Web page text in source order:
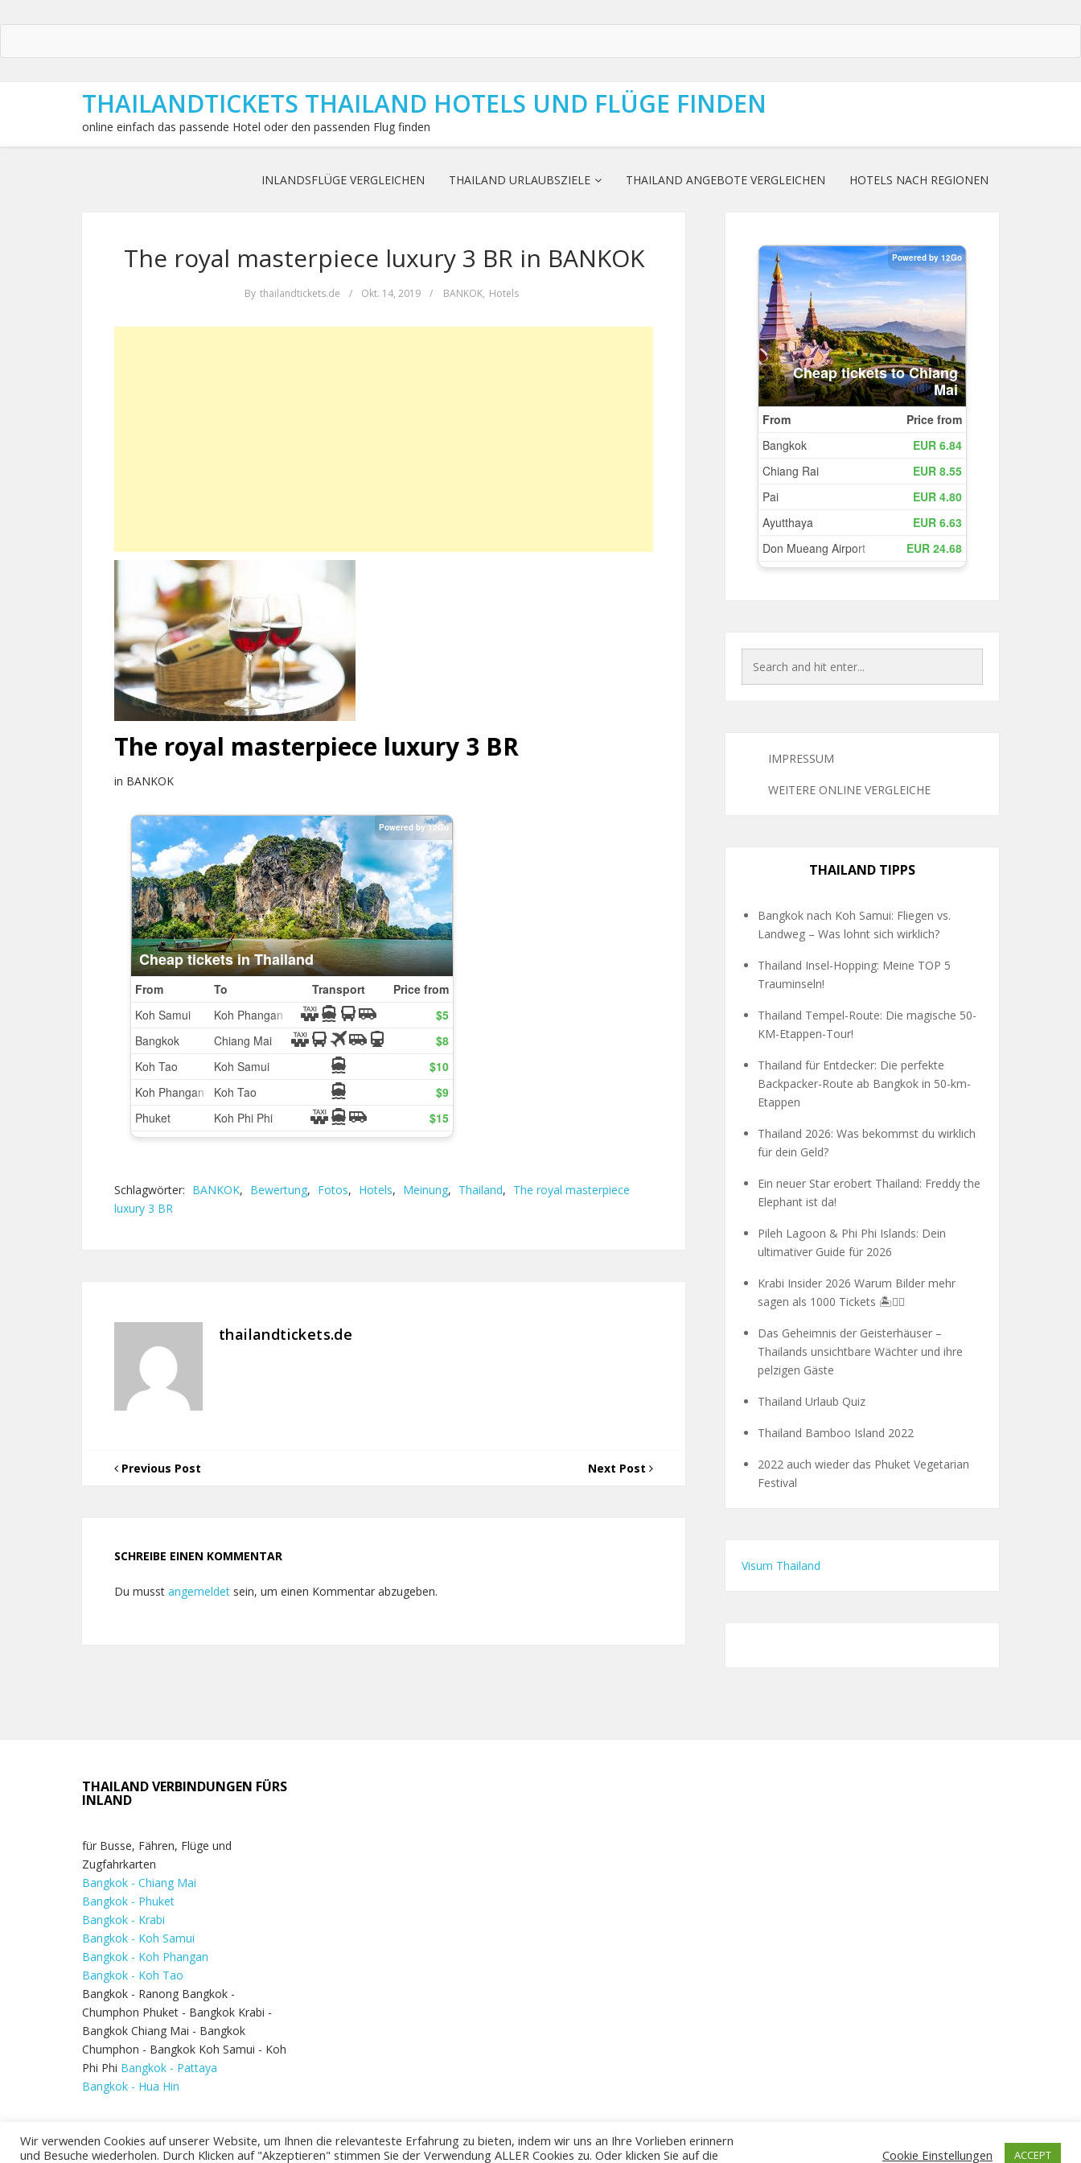
THAILANDTICKETS THAILAND HOTELS UND FLÜGE FINDEN
online einfach das passende Hotel oder den passenden Flug finden
INLANDSFLÜGE VERGLEICHEN THAILAND URLAUBSZIELE THAILAND ANGEBOTE VERGLEICHEN HOTELS NACH REGIONEN
The royal masterpiece luxury 3 BR in BANKOK
By thailandtickets.de / Okt. 14, 2019 / BANKOK, Hotels
The royal masterpiece luxury 3 BR
in BANKOK
Schlagwörter: BANKOK, Bewertung, Fotos, Hotels, Meinung, Thailand, The royal masterpiece
luxury 3 BR
thailandtickets.de
Previous Post Next Post
SCHREIBE EINEN KOMMENTAR
Du musst angemeldet sein, um einen Kommentar abzugeben.
IMPRESSUM
WEITERE ONLINE VERGLEICHE
THAILAND TIPPS
Bangkok nach Koh Samui: Fliegen vs.
Landweg – Was lohnt sich wirklich?
Thailand Insel-Hopping: Meine TOP 5
Trauminseln!
Thailand Tempel-Route: Die magische 50-
KM-Etappen-Tour!
Thailand für Entdecker: Die perfekte
Backpacker-Route ab Bangkok in 50-km-
Etappen
Thailand 2026: Was bekommst du wirklich
für dein Geld?
Ein neuer Star erobert Thailand: Freddy the
Elephant ist da!
Pileh Lagoon & Phi Phi Islands: Dein
ultimativer Guide für 2026
Krabi Insider 2026 Warum Bilder mehr
sagen als 1000 Tickets 🏝️🧗‍♂️
Das Geheimnis der Geisterhäuser –
Thailands unsichtbare Wächter und ihre
pelzigen Gäste
Thailand Urlaub Quiz
Thailand Bamboo Island 2022
2022 auch wieder das Phuket Vegetarian
Festival
Visum Thailand
THAILAND VERBINDUNGEN FÜRS
INLAND
für Busse, Fähren, Flüge und
Zugfahrkarten
Bangkok - Chiang Mai
Bangkok - Phuket
Bangkok - Krabi
Bangkok - Koh Samui
Bangkok - Koh Phangan
Bangkok - Koh Tao
Bangkok - Ranong Bangkok -
Chumphon Phuket - Bangkok Krabi -
Bangkok Chiang Mai - Bangkok
Chumphon - Bangkok Koh Samui - Koh
Phi Phi Bangkok - Pattaya
Bangkok - Hua Hin
Wir verwenden Cookies auf unserer Website, um Ihnen die relevanteste Erfahrung zu bieten, indem wir uns an Ihre Vorlieben erinnern
und Besuche wiederholen. Durch Klicken auf "Akzeptieren" stimmen Sie der Verwendung ALLER Cookies zu. Oder klicken Sie auf die
Cookie Einstellungen ACCEPT